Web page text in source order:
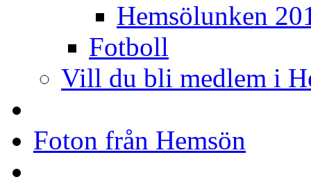
Hemsölunken
Fotboll
Vill du bli medlem i
Foton från Hemsön